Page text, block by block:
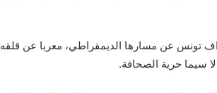
تونس عن مسارها الديمقراطي، معربا عن قلقه
سيما حرية الصحافة.